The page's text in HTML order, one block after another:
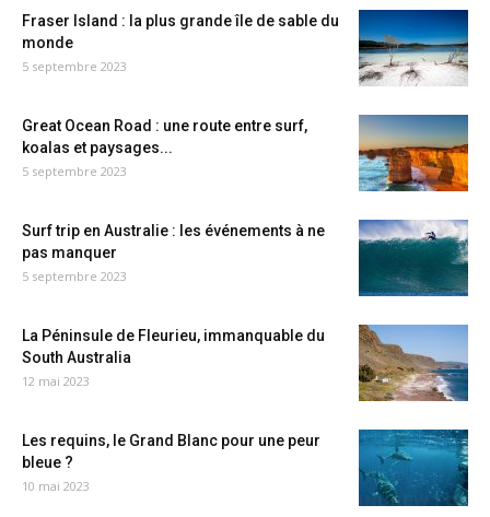
Fraser Island : la plus grande île de sable du
monde
5 septembre 2023
Great Ocean Road : une route entre surf,
koalas et paysages...
5 septembre 2023
Surf trip en Australie : les événements à ne
pas manquer
5 septembre 2023
La Péninsule de Fleurieu, immanquable du
South Australia
12 mai 2023
Les requins, le Grand Blanc pour une peur
bleue ?
10 mai 2023